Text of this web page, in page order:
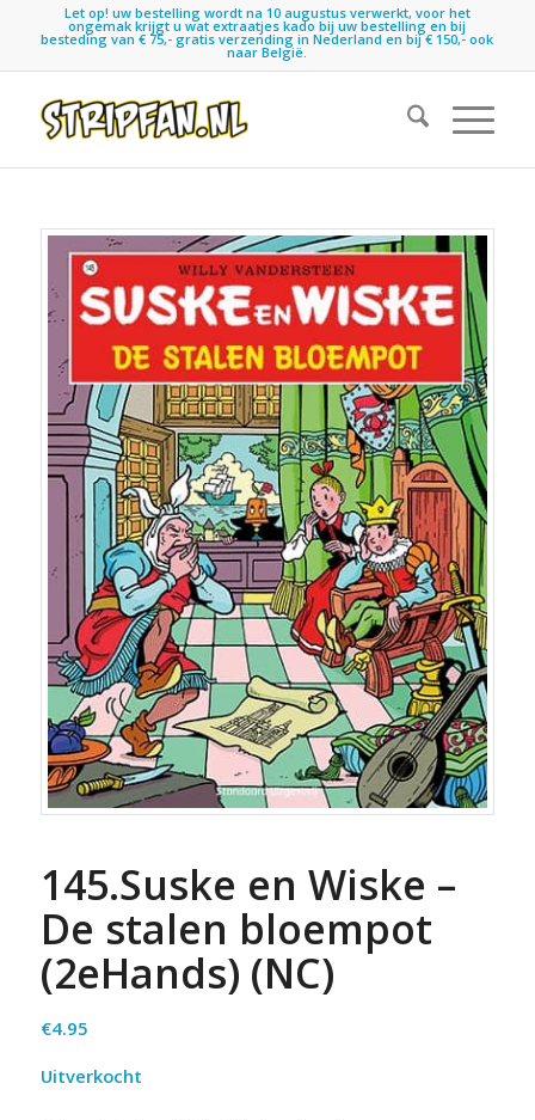
Let op! uw bestelling wordt na 10 augustus verwerkt, voor het
ongemak krijgt u wat extraatjes kado bij uw bestelling en bij
besteding van € 75,- gratis verzending in Nederland en bij € 150,- ook
naar België.
145.Suske en Wiske –
De stalen bloempot
(2eHands) (NC)
€4.95
Uitverkocht